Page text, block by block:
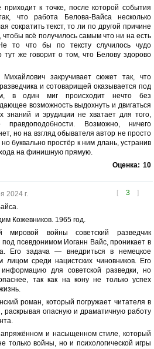
к точке, после которой события
что работа Белова-Вайса несколько
сократить текст, то ли по другой причине
чтобы всё получилось самым что ни на есть
то что бы по тексту случилось чудо
же говорит о том, что Белову здорово
закручивает сюжет так, что
и сотоварищей оказывается под
в один миг происходит нечто без
возможность выдохнуть и двигаться
и эрудиции не хватает для того,
Возможно, ничего
но на взгляд обывателя автор не просто
буквально простёр к ним длань, устранив
на финишную прямую.
Оценка: 10
[ 3 ]
2024 г.
Кожевников. 1965 год.
мировой войны советский разведчик
псевдонимом Иоганн Вайс, проникает в
Его задача — внедриться в немецкое
среди нацистских чиновников. Его
для советской разведки, но
так как на кону не только успех
роман, который погружает читателя в
опасную и драматичную работу
и насыщенном стиле, который
только войны, но и психологической игры